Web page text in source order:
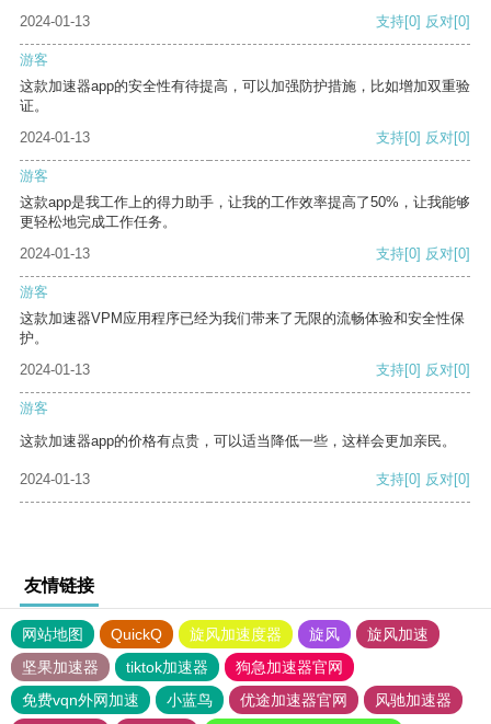
2024-01-13 支持[0] 反对[0]
游客
这款加速器app的安全性有待提高，可以加强防护措施，比如增加双重验
证。
2024-01-13
支持[0] 反对[0]
游客
这款app是我工作上的得力助手，让我的工作效率提高了50%，让我能够
更轻松地完成工作任务。
2024-01-13
支持[0] 反对[0]
游客
这款加速器VPM应用程序已经为我们带来了无限的流畅体验和安全性保
护。
2024-01-13
支持[0] 反对[0]
游客
这款加速器app的价格有点贵，可以适当降低一些，这样会更加亲民。
2024-01-13 支持[0] 反对[0]
友情链接
网站地图 QuickQ 旋风加速度器 旋风
旋风加速
坚果加速器
tiktok加速器
狗急加速器官网
免费vqn外网加速
小蓝鸟 优途加速器官网 风驰加速器